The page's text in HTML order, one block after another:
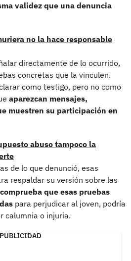
validez que una denuncia
no la hace responsable
directamente de lo ocurrido,
concretas que la vinculen.
como testigo, pero no como
aparezcan mensajes,
muestren su participación en
abuso tampoco la
de lo que denunció, esas
respaldar su versión sobre las
que esas pruebas
para perjudicar al joven, podría
calumnia o injuria.
PUBLICIDAD